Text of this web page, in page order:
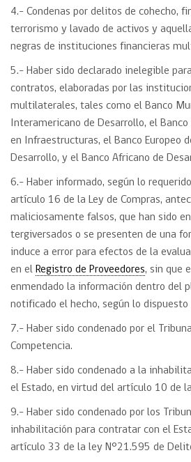
4.- Condenas por delitos de cohecho,
terrorismo y lavado de activos y
negras de instituciones financieras
5.- Haber sido declarado inelegible
contratos, elaboradas por las
multilaterales, tales como el Banco
Interamericano de Desarrollo, el
en Infraestructuras, el Banco Europeo
Desarrollo, y el Banco Africano de
6.- Haber informado, según lo
artículo 16 de la Ley de Compras,
maliciosamente falsos, que han sido
tergiversados o se presenten de una
induce a error para efectos de la
en el Registro de Proveedores, sin que
enmendado la información dentro del
notificado el hecho, según lo
7.- Haber sido condenado por el
Competencia.
8.- Haber sido condenado a la
el Estado, en virtud del artículo 10 de
9.- Haber sido condenado por los
inhabilitación para contratar con el
artículo 33 de la ley N°21.595 de